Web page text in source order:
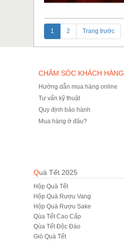
1 2 Trang trước
CHĂM SÓC KHÁCH HÀNG
Hướng dẫn mua hàng online
Tư vấn kỹ thuật
Quy định bảo hành
Mua hàng ở đâu?
Quà Tết 2025
Hộp Quà Tết
Hộp Quà Rượu Vang
Hộp Quà Rượu Sake
Qùa Tết Cao Cấp
Qùa Tết Độc Đáo
Giỏ Quà Tết